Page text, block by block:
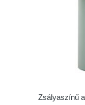
Zsályaszínű